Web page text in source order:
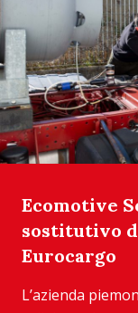
Ecomotive
sostitutivo
Eurocargo
L’azienda